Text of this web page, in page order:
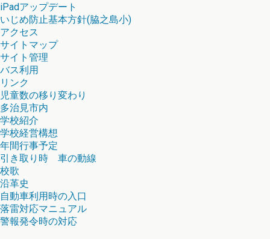
iPadアップデート
いじめ防止基本方針(脇之島小)
アクセス
サイトマップ
サイト管理
バス利用
リンク
児童数の移り変わり
多治見市内
学校紹介
学校経営構想
年間行事予定
引き取り時 車の動線
校歌
沿革史
自動車利用時の入口
落雷対応マニュアル
警報発令時の対応